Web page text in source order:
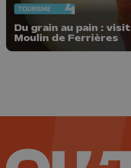
TOURISME
Du grain au pain :
Moulin de Ferrières